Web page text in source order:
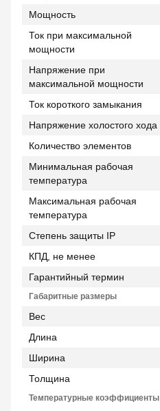
Мощность
Ток при максимальной
мощности
Напряжение при
максимальной мощности
Ток короткого замыкания
Напряжение холостого хода
Количество элементов
Минимальная рабочая
температура
Максимальная рабочая
температура
Степень защиты IP
КПД, не менее
Гарантийный термин
Габаритные размеры
Вес
Длина
Ширина
Толщина
Температурные коэффициенты